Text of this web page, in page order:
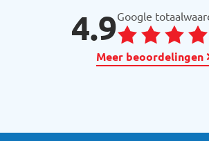
4.9Google
Meer beoordelingen